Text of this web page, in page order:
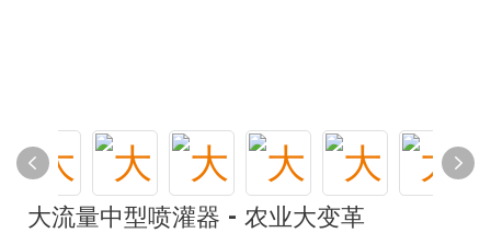
大流量中型喷灌器 - 农业大变革